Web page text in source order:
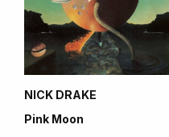
NICK DRAKE
Pink Moon